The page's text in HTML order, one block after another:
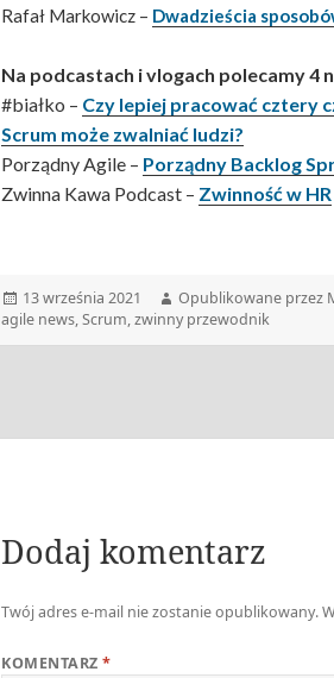
Rafał Markowicz – Dwadzieścia
Na podcastach i vlogach polecamy 4
#białko – Czy lepiej pracować cztery
Scrum może zwalniać ludzi?
Porządny Agile – Porządny Backlog
Zwinna Kawa Podcast – Zwinność w HR
Data
publikacji
13 września 2021 Autor
Opublikowane przez
agile news,Scrum,zwinny przewodnik
Dodaj komentarz
Twój adres e-mail nie zostanie opublikowany.
KOMENTARZ*